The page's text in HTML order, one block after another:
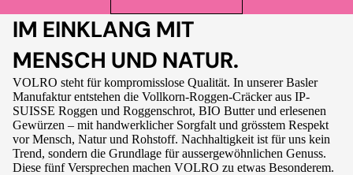
IM EINKLANG MIT
MENSCH UND NATUR.
VOLRO steht für kompromisslose Qualität. In unserer Basler
Manufaktur entstehen die Vollkorn-Roggen-Cräcker aus IP-
SUISSE Roggen und Roggenschrot, BIO Butter und erlesenen
Gewürzen – mit handwerklicher Sorgfalt und grösstem Respekt
vor Mensch, Natur und Rohstoff. Nachhaltigkeit ist für uns kein
Trend, sondern die Grundlage für aussergewöhnlichen Genuss.
Diese fünf Versprechen machen VOLRO zu etwas Besonderem.